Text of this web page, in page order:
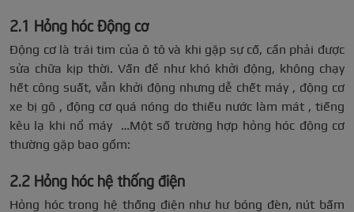
2.1 Hỏng hóc Động cơ
Động cơ là trái tim của ô tô và khi gặp sự cố, cần phải được
sửa chữa kịp thời. Vấn đề như khó khởi động, không chạy
hết công suất, vẫn khởi động nhưng dễ chết máy , động cơ
xe bị gõ , động cơ quá nóng do thiếu nước làm mát , tiếng
kêu lạ khi nổ máy …Một số trường hợp hỏng hóc động cơ
thường gặp bao gồm:
2.2 Hỏng hóc hệ thống điện
Hỏng hóc trong hệ thống điện như hư bóng đèn, nút bấm